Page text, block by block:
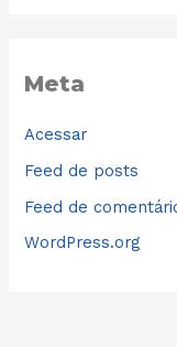
Meta
Acessar
Feed de posts
Feed de
WordPress.org